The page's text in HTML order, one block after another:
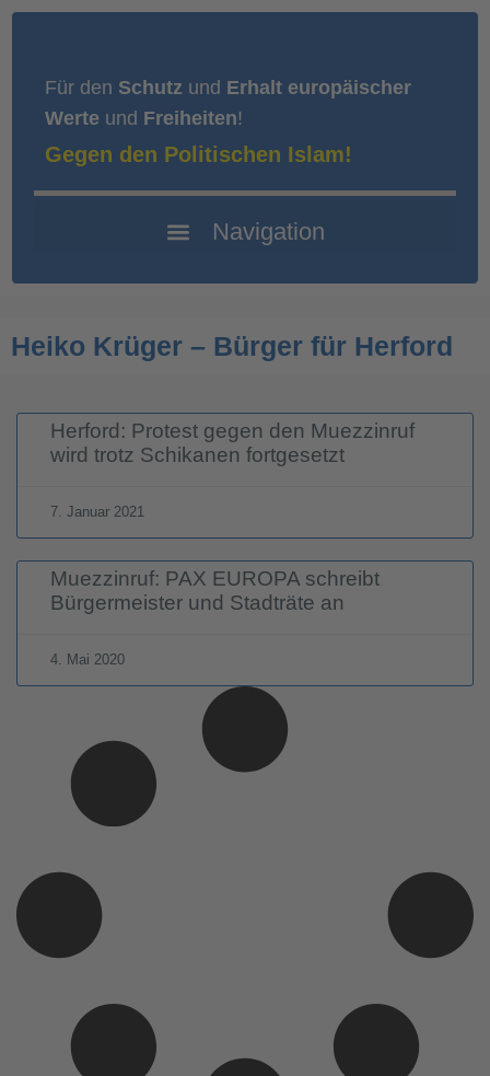
Für den Schutz und Erhalt europäischer
Werte und Freiheiten!
Gegen den Politischen Islam!
Heiko Krüger – Bürger für Herford
Herford: Protest gegen den Muezzinruf
wird trotz Schikanen fortgesetzt
7. Januar 2021
Muezzinruf: PAX EUROPA schreibt
Bürgermeister und Stadträte an
4. Mai 2020